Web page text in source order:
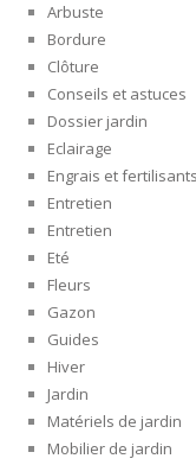
Arbuste
Bordure
Clôture
Conseils et astuces
Dossier jardin
Eclairage
Engrais et fertilisants
Entretien
Entretien
Eté
Fleurs
Gazon
Guides
Hiver
Jardin
Matériels de jardin
Mobilier de jardin